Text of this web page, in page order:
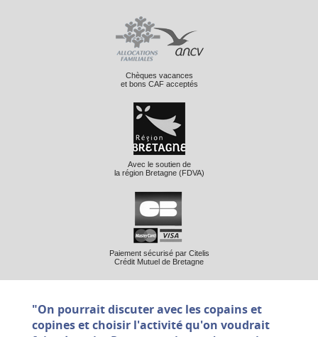
Chèques vacances
et bons CAF acceptés
Avec le soutien de
la région Bretagne (FDVA)
Paiement sécurisé par Citelis
Crédit Mutuel de Bretagne
"On pourrait discuter avec les copains et
copines et choisir l'activité qu'on voudrait